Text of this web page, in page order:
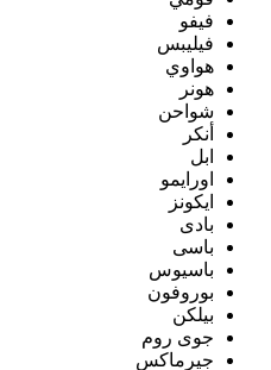
فيفو
فيليبس
هواوي
هونر
شواحن
أنكر
ابل
اورايمو
ايكونز
بادى
باسى
باسيوس
بوروفون
بيلكن
جوى روم
جيرماكس